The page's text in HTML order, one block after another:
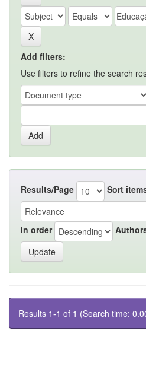
Add filters:
Use filters to refine the search
Results/Page Sort
In order
Results 1-1 of 1 (Search time: